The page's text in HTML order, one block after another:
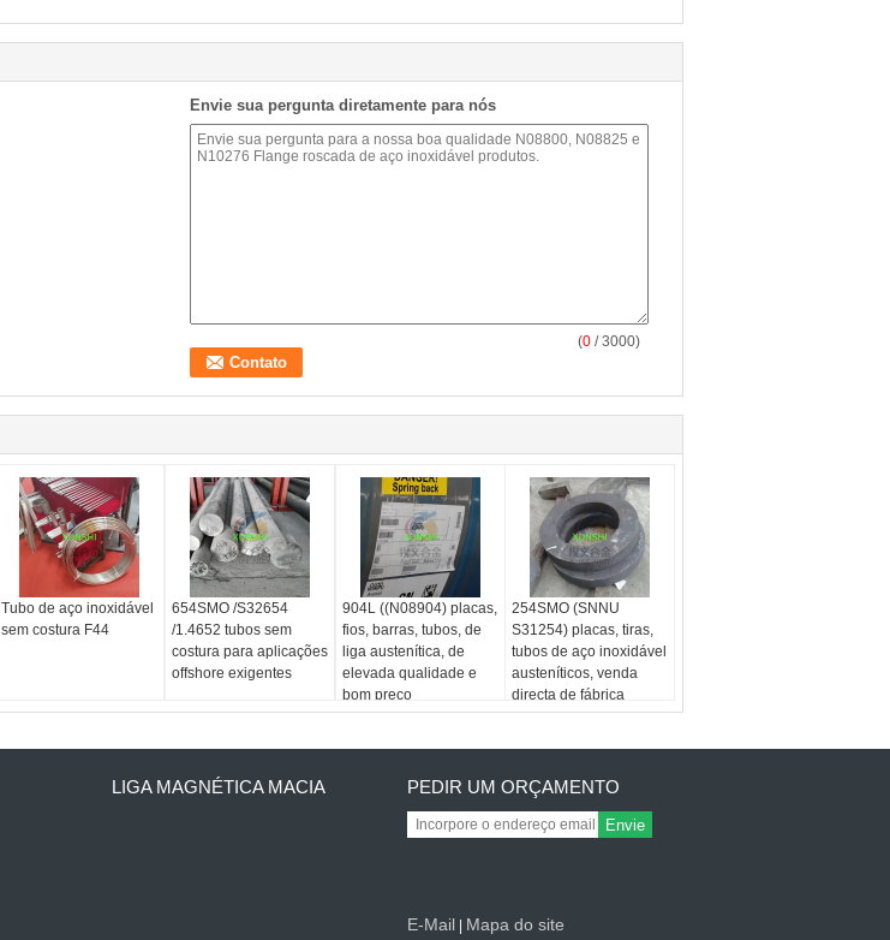
Envie sua pergunta diretamente para nós
(0 / 3000)
Tubo de aço inoxidável
sem costura F44
654SMO /S32654
/1.4652 tubos sem
costura para aplicações
offshore exigentes
904L ((N08904) placas,
fios, barras, tubos, de
liga austenítica, de
elevada qualidade e
bom preço
254SMO (SNNU
S31254) placas, tiras,
tubos de aço inoxidável
austeníticos, venda
directa de fábrica
LIGA MAGNÉTICA MACIA PEDIR UM ORÇAMENTO
Envie
E-Mail Mapa do site